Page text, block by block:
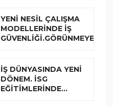
YENİ NESİL ÇALIŞMA
MODELLERİNDE İŞ
GÜVENLİĞİ.GÖRÜNMEYEN...
İŞ DÜNYASINDA YENİ
DÖNEM. İSG
EĞİTİMLERİNDE...